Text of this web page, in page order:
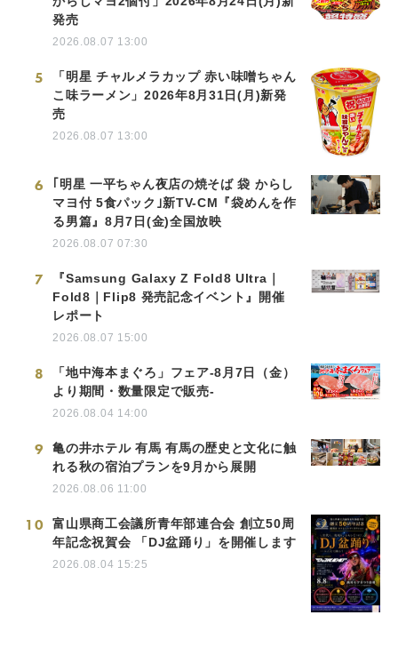
発売
2026.08.07 13:00
5
「明星 チャルメラカップ 赤い味噌ちゃん
こ味ラーメン」2026年8月31日(月)新発
売
2026.08.07 13:00
6
｢明星 一平ちゃん夜店の焼そば 袋 からし
マヨ付 5食パック｣新TV-CM『袋めんを作
る男篇』8月7日(金)全国放映
2026.08.07 07:30
7
『Samsung Galaxy Z Fold8 Ultra｜
Fold8｜Flip8 発売記念イベント』開催
レポート
2026.08.07 15:00
8
「地中海本まぐろ」フェア-8月7日（金）
より期間・数量限定で販売-
2026.08.04 14:00
9
亀の井ホテル 有馬 有馬の歴史と文化に触
れる秋の宿泊プランを9月から展開
2026.08.06 11:00
10
富山県商工会議所青年部連合会 創立50周
年記念祝賀会 「DJ盆踊り」を開催します
2026.08.04 15:25